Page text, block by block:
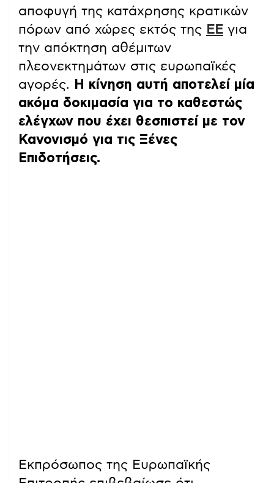
αποφυγή της κατάχρησης κρατικών
πόρων από χώρες εκτός της ΕΕ για
την απόκτηση αθέμιτων
πλεονεκτημάτων στις ευρωπαϊκές
αγορές.
Η κίνηση αυτή αποτελεί μία
ακόμα δοκιμασία για το καθεστώς
ελέγχων που έχει θεσπιστεί με τον
Κανονισμό για τις Ξένες
Επιδοτήσεις.
Εκπρόσωπος της Ευρωπαϊκής